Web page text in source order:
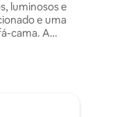
luminosos e
e uma
cama. A
máquina de
de indução,